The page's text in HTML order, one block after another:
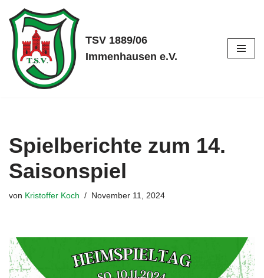
Zum
Inhalt
springen
TSV 1889/06
Immenhausen e.V.
Spielberichte zum 14.
Saisonspiel
von Kristoffer Koch November 11, 2024